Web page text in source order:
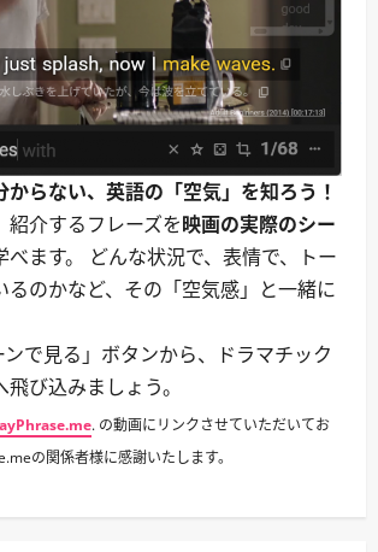
からない、英語の「空気」を知ろう！
紹介するフレーズを映画の実際のシー
べます。 どんな状況で、表情で、トー
るのかなど、その「空気感」と一緒に
ンで見る」ボタンから、ドラマチック
び込みましょう。
. の動画にリンクさせていただいてお
の関係者様に感謝いたします。